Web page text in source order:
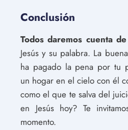
Conclusión
Todos daremos cuenta
Jesús y su palabra. La
ha pagado la pena por tu
un hogar en el cielo con él
como el que te salva del
en Jesús hoy? Te
momento.